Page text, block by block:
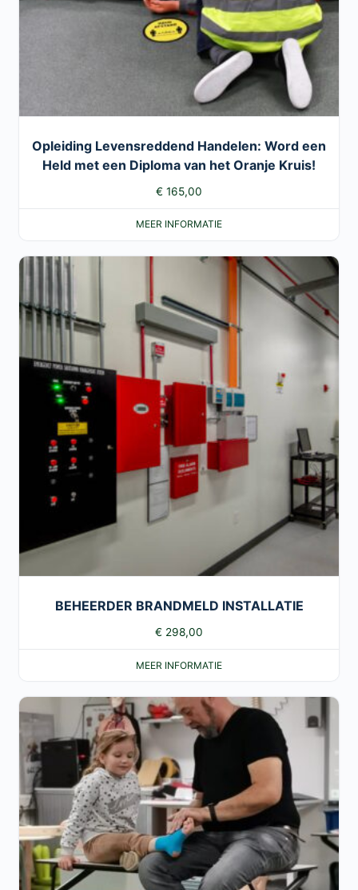
Opleiding Levensreddend Handelen: Word een
Held met een Diploma van het Oranje Kruis!
€ 165,00
MEER INFORMATIE
BEHEERDER BRANDMELD INSTALLATIE
€ 298,00
MEER INFORMATIE